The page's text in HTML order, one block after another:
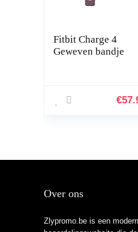
Fitbit Charge 4
Geweven bandje
€
Over ons
Zlypromo.be is een